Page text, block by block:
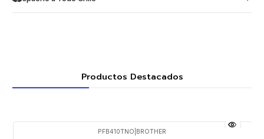
Productos Destacados
PFB410TNO BROTHER